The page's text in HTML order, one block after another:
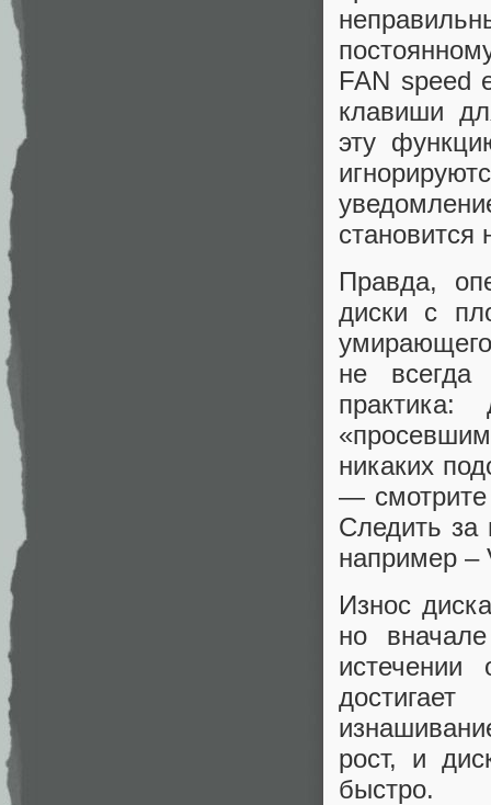
FAN speed
клавиши
эту
становится
Правда,
диски с
не всегда
никаких
— смотрите
Следить
например –
Износ
но
истечении
рост, и
быстро.